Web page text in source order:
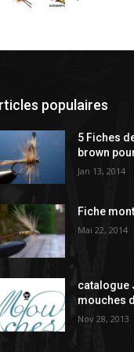
populaires
5 Fiches
brown
Jan 13, 2014
Fiche
Mai 22, 2014
catalogue
mouches
Nov 28, 2013